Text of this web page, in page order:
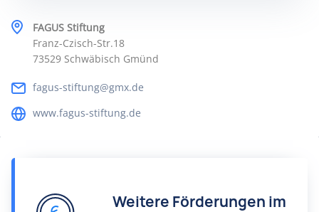
FAGUS Stiftung
Franz-Czisch-Str.18
73529 Schwäbisch Gmünd
fagus-stiftung@gmx.de
www.fagus-stiftung.de
Weitere Förderungen im